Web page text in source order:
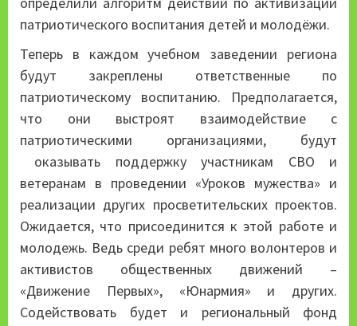
патриотического воспитания детей и молодёжи.
Теперь в каждом учебном заведении региона
будут закреплены ответственные по
патриотическому воспитанию. Предполагается,
что они выстроят взаимодействие с
патриотическими организациями, будут
оказывать поддержку участникам СВО и
ветеранам в проведении «Уроков мужества» и
реализации других просветительских проектов.
Ожидается, что присоединится к этой работе и
молодежь. Ведь среди ребят много волонтеров и
активистов общественных движений –
«Движение Первых», «Юнармия» и других.
Содействовать будет и региональный фонд